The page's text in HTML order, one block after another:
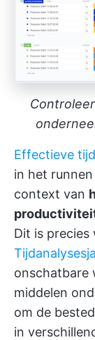
Effectieve
in het
context van
Dit is precies
onschatbare
middelen
om de
in